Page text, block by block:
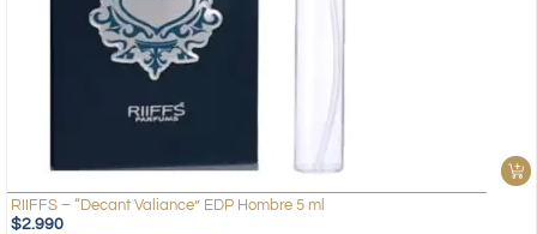
RIIFFS – “Decant Valiance” EDP Hombre 5 ml
$2.990